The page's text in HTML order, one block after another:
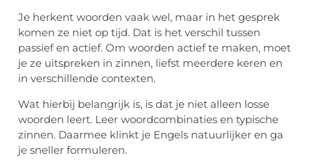
Je herkent woorden vaak wel, maar in het gesprek
komen ze niet op tijd. Dat is het verschil tussen
passief en actief. Om woorden actief te maken, moet
je ze uitspreken in zinnen, liefst meerdere keren en
in verschillende contexten.
Wat hierbij belangrijk is, is dat je niet alleen losse
woorden leert. Leer woordcombinaties en typische
zinnen. Daarmee klinkt je Engels natuurlijker en ga
je sneller formuleren.